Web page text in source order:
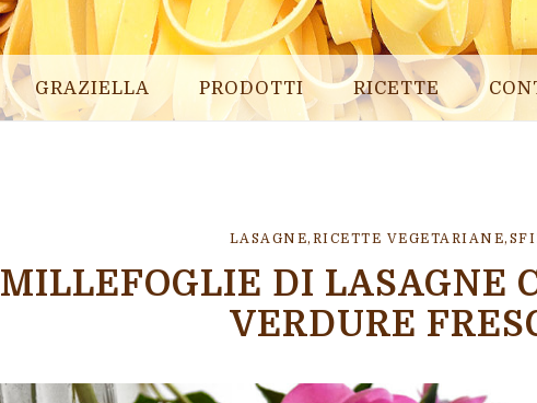
GRAZIELLA PRODOTTI RICETTE
LASAGNE, RICETTE VEGETARIANE,
MILLEFOGLIE DI LASAGNE
VERDURE